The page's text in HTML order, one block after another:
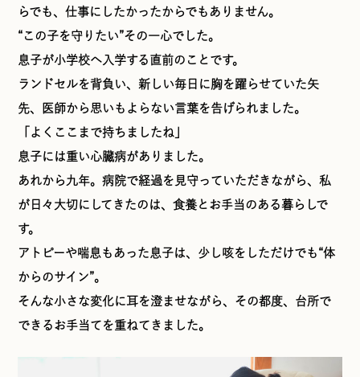
らでも、仕事にしたかったからでもありません。
“この子を守りたい”その一心でした。
息子が小学校へ入学する直前のことです。
ランドセルを背負い、新しい毎日に胸を躍らせていた矢
先、医師から思いもよらない言葉を告げられました。
「よくここまで持ちましたね」
息子には重い心臓病がありました。
あれから九年。病院で経過を見守っていただきながら、私
が日々大切にしてきたのは、食養とお手当のある暮らしで
す。
アトピーや喘息もあった息子は、少し咳をしただけでも“体
からのサイン”。
そんな小さな変化に耳を澄ませながら、その都度、台所で
できるお手当てを重ねてきました。